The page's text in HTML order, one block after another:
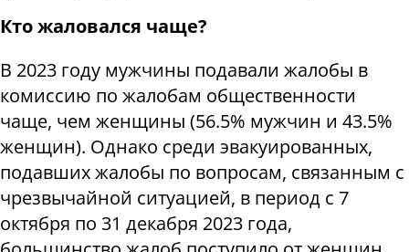
Кто жаловался чаще?
В 2023 году мужчины подавали жалобы в
комиссию по жалобам общественности
чаще, чем женщины (56.5% мужчин и 43.5%
женщин). Однако среди эвакуированных,
подавших жалобы по вопросам, связанным с
чрезвычайной ситуацией, в период с 7
октября по 31 декабря 2023 года,